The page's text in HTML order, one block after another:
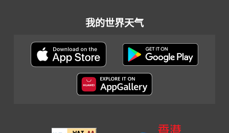
我的世界天气